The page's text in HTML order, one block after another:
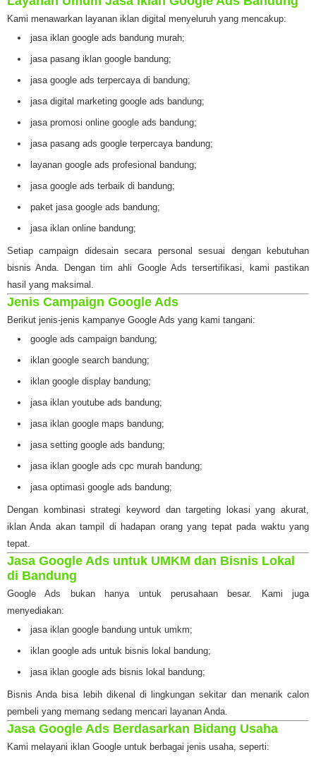
Kami menawarkan layanan iklan digital menyeluruh yang mencakup:
jasa iklan google ads bandung murah;
jasa pasang iklan google bandung;
jasa google ads terpercaya di bandung;
jasa digital marketing google ads bandung;
jasa promosi online google ads bandung;
jasa pasang ads google terpercaya bandung;
layanan google ads profesional bandung;
jasa google ads terbaik di bandung;
paket jasa google ads bandung;
jasa iklan online bandung;
Setiap campaign didesain secara personal sesuai dengan kebutuhan
bisnis Anda. Dengan tim ahli Google Ads tersertifikasi, kami pastikan
hasil yang maksimal.
Jenis Campaign Google Ads
Berikut jenis-jenis kampanye Google Ads yang kami tangani:
google ads campaign bandung;
iklan google search bandung;
iklan google display bandung;
jasa iklan youtube ads bandung;
jasa iklan google maps bandung;
jasa setting google ads bandung;
jasa iklan google ads cpc murah bandung;
jasa optimasi google ads bandung;
Dengan kombinasi strategi keyword dan targeting lokasi yang akurat,
iklan Anda akan tampil di hadapan orang yang tepat pada waktu yang
tepat.
Jasa Google Ads untuk UMKM dan Bisnis Lokal
di Bandung
Google Ads bukan hanya untuk perusahaan besar. Kami juga
menyediakan:
jasa iklan google bandung untuk umkm;
iklan google ads untuk bisnis lokal bandung;
jasa iklan google ads bisnis lokal bandung;
Bisnis Anda bisa lebih dikenal di lingkungan sekitar dan menarik calon
pembeli yang memang sedang mencari layanan Anda.
Jasa Google Ads Berdasarkan Bidang Usaha
Kami melayani iklan Google untuk berbagai jenis usaha, seperti: